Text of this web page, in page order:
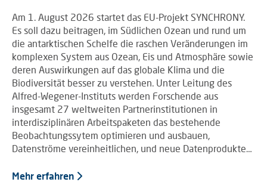
Am 1. August 2026 startet das EU-Projekt SYNCHRONY.
Es soll dazu beitragen, im Südlichen Ozean und rund um
die antarktischen Schelfe die raschen Veränderungen im
komplexen System aus Ozean, Eis und Atmosphäre sowie
deren Auswirkungen auf das globale Klima und die
Biodiversität besser zu verstehen. Unter Leitung des
Alfred-Wegener-Instituts werden Forschende aus
insgesamt 27 weltweiten Partnerinstitutionen in
interdisziplinären Arbeitspaketen das bestehende
Beobachtungssytem optimieren und ausbauen,
Datenströme vereinheitlichen, und neue Datenprodukte…
Mehr erfahren